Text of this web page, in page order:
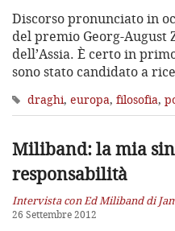
Discorso pronunciato in
del premio Georg-August
dell’Assia. È certo in
sono stato candidato a
draghi, europa, filosofia,
Miliband: la mia
responsabilità
Intervista con Ed Miliband di
26 Settembre 2012